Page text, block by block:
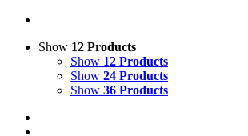
Show 12 Products
Show 12 Products
Show 24 Products
Show 36 Products